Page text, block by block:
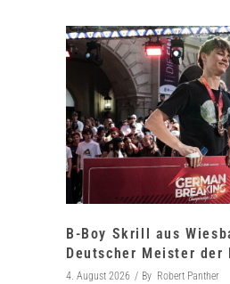
B-Boy Skrill aus
Deutscher Meister der
4. August 2026 By Robert Panther